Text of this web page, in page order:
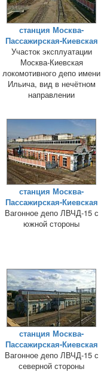
станция Москва-
Пассажирская-Киевская
Участок эксплуатации
Москва-Киевская
локомотивного депо имени
Ильича, вид в нечётном
направлении
станция Москва-
Пассажирская-Киевская
Вагонное депо ЛВЧД-15 с
южной стороны
станция Москва-
Пассажирская-Киевская
Вагонное депо ЛВЧД-15 с
северной стороны